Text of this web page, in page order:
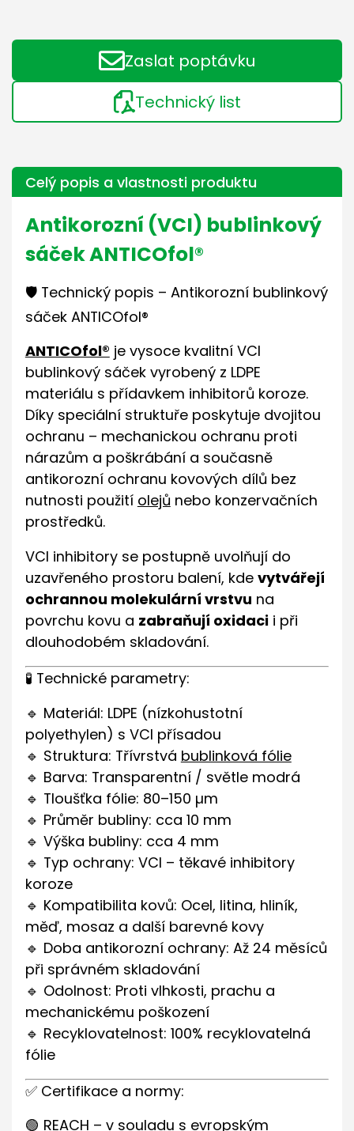
Zaslat poptávku
Technický list
Celý popis a vlastnosti produktu
Antikorozní (VCI) bublinkový
sáček ANTICOfol®
🛡️ Technický popis – Antikorozní bublinkový
sáček ANTICOfol®
ANTICOfol® je vysoce kvalitní VCI
bublinkový sáček vyrobený z LDPE
materiálu s přídavkem inhibitorů koroze.
Díky speciální struktuře poskytuje dvojitou
ochranu – mechanickou ochranu proti
nárazům a poškrábání a současně
antikorozní ochranu kovových dílů bez
nutnosti použití olejů nebo konzervačních
prostředků.
VCI inhibitory se postupně uvolňují do
uzavřeného prostoru balení, kde vytvářejí
ochrannou molekulární vrstvu na
povrchu kovu a zabraňují oxidacii při
dlouhodobém skladování.
🧪 Technické parametry:
🔹 Materiál: LDPE (nízkohustotní
polyethylen) s VCI přísadou
🔹 Struktura: Třívrstvá bublinková fólie
🔹 Barva: Transparentní / světle modrá
🔹 Tloušťka fólie: 80–150 µm
🔹 Průměr bubliny: cca 10 mm
🔹 Výška bubliny: cca 4 mm
🔹 Typ ochrany: VCI – těkavé inhibitory
koroze
🔹 Kompatibilita kovů: Ocel, litina, hliník,
měď, mosaz a další barevné kovy
🔹 Doba antikorozní ochrany: Až 24 měsíců
při správném skladování
🔹 Odolnost: Proti vlhkosti, prachu a
mechanickému poškození
🔹 Recyklovatelnost: 100% recyklovatelná
fólie
✅ Certifikace a normy:
🟢 REACH – v souladu s evropským